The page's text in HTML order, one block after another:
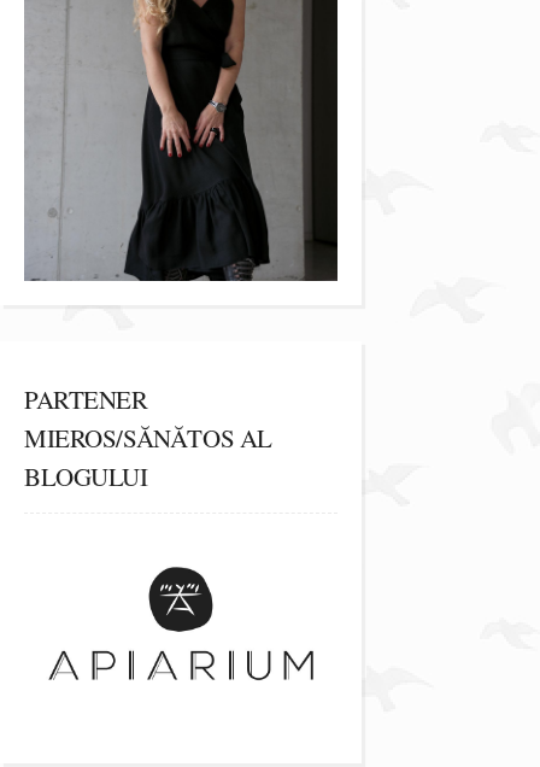
PARTENER
MIEROS/SĂNĂTOS AL
BLOGULUI